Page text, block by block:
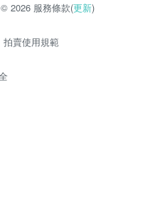
2026 服務條款(更新)
拍賣使用規範